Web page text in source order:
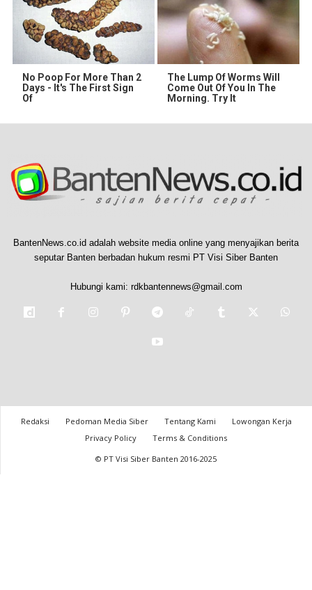
No Poop For More Than 2
Days - It's The First Sign
Of
The Lump Of Worms Will
Come Out Of You In The
Morning. Try It
BantenNews.co.id adalah website media online yang menyajikan berita
seputar Banten berbadan hukum resmi PT Visi Siber Banten
Hubungi kami: rdkbantennews@gmail.com
Redaksi Pedoman Media Siber Tentang Kami
Lowongan Kerja
Privacy Policy
Terms & Conditions
© PT Visi Siber Banten 2016-2025